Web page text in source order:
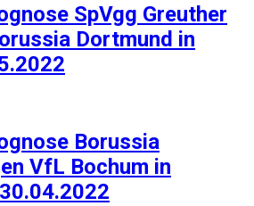
SpVgg Greuther
Dortmund in
Borussia
VfL Bochum in